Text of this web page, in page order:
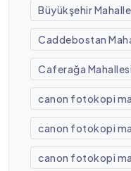
Büyükşehir
Caddebostan
Caferağa Mahallesi
canon fotokopi
canon fotokopi
canon fotokopi